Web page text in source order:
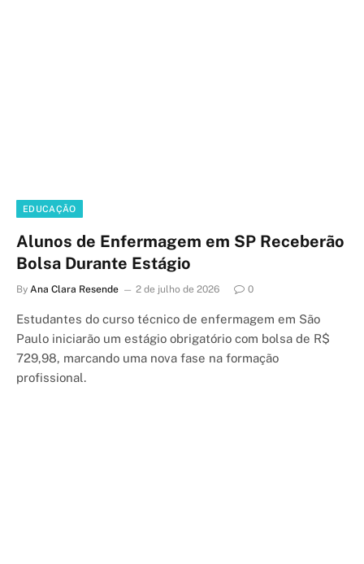
EDUCAÇÃO
Alunos de Enfermagem em SP Receberão
Bolsa Durante Estágio
By Ana Clara Resende 2 de julho de 2026 0
Estudantes do curso técnico de enfermagem em São
Paulo iniciarão um estágio obrigatório com bolsa de R$
729,98, marcando uma nova fase na formação
profissional.